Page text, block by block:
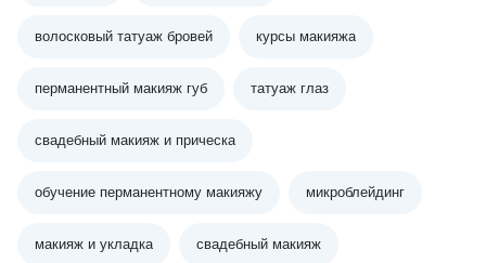
волосковый татуаж бровей курсы макияжа
перманентный макияж губ татуаж глаз
свадебный макияж и прическа
обучение перманентному макияжу микроблейдинг
макияж и укладка свадебный макияж